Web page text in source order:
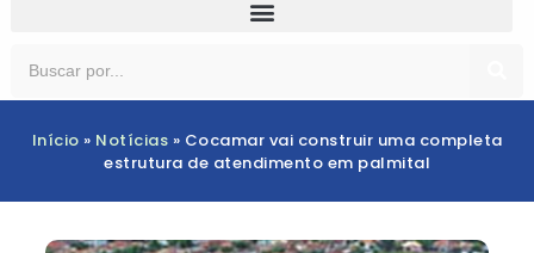
Início » Notícias » Cocamar vai construir uma completa
estrutura de atendimento em palmital